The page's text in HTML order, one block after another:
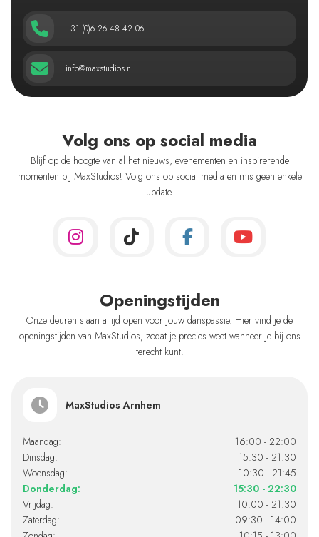
+31 (0)6 26 48 42 06
info@maxstudios.nl
Volg ons op social media
Blijf op de hoogte van al het nieuws, evenementen en inspirerende
momenten bij MaxStudios! Volg ons op social media en mis geen enkele
update.
Openingstijden
Onze deuren staan altijd open voor jouw danspassie. Hier vind je de
openingstijden van MaxStudios, zodat je precies weet wanneer je bij ons
terecht kunt.
MaxStudios Arnhem
Maandag:
16:00 - 22:00
Dinsdag:
15:30 - 21:30
Woensdag:
10:30 - 21:45
Donderdag:
15:30 - 22:30
Vrijdag:
10:00 - 21:30
Zaterdag:
09:30 - 14:00